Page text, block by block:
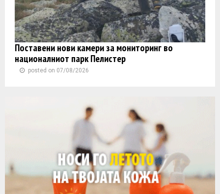
Поставени нови камери за мониторинг во
националниот парк Пелистер
posted on 07/08/2026